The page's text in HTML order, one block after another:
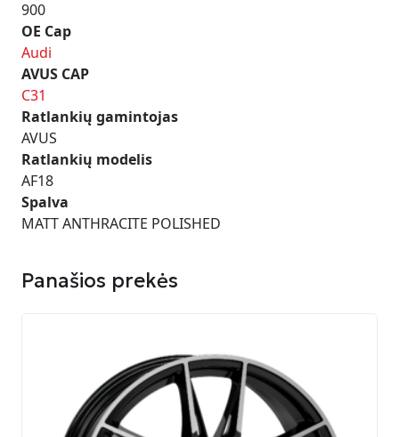
900
OE Cap
Audi
AVUS CAP
C31
Ratlankių gamintojas
AVUS
Ratlankių modelis
AF18
Spalva
MATT ANTHRACITE POLISHED
Panašios prekės